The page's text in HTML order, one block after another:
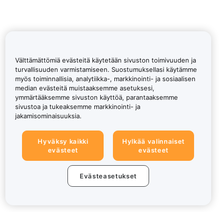
Välttämättömiä evästeitä käytetään sivuston toimivuuden ja
turvallisuuden varmistamiseen. Suostumuksellasi käytämme
myös toiminnallisia, analytiikka-, markkinointi- ja sosiaalisen
median evästeitä muistaaksemme asetuksesi,
ymmärtääksemme sivuston käyttöä, parantaaksemme
sivustoa ja tukeaksemme markkinointi- ja
jakamisominaisuuksia.
Hyväksy kaikki
evästeet
Hylkää valinnaiset
evästeet
Evästeasetukset